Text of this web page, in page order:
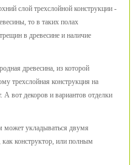
слой трехслойной конструкции -
то в таких полах
в древесине и наличие
древесина, из которой
трехслойная конструкция на
вот декоров и вариантов отделки
может укладываться двумя
как конструктор, или полным